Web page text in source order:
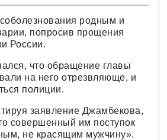
родным и
попросив прощения
России.
что обращение главы
на него отрезвляюще, и
полиции.
заявление Джамбекова,
совершенный им поступок
не красящим мужчину».